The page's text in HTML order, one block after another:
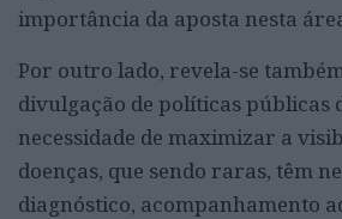
importância da aposta nesta
Por outro lado, revela-se
divulgação de políticas públicas
necessidade de maximizar a
doenças, que sendo raras, têm
diagnóstico, acompanhamento